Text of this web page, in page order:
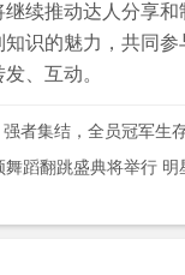
续推动达人分享
识的魅力，共同
、互动。
强者集结，全员冠军生
蹈翻跳盛典将举行 明